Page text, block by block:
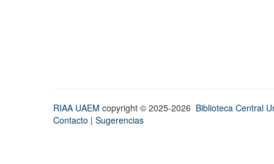
RIAA UAEM copyright © 2025-2026 Biblioteca Central
Contacto | Sugerencias